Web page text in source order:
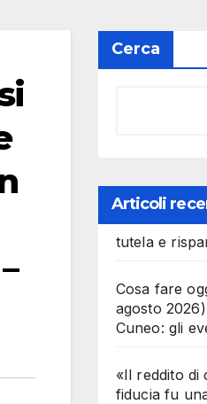
Cerca
Articoli
tutela e
Cosa fare
agosto
Cuneo: gli
«Il reddito di
fiducia fu